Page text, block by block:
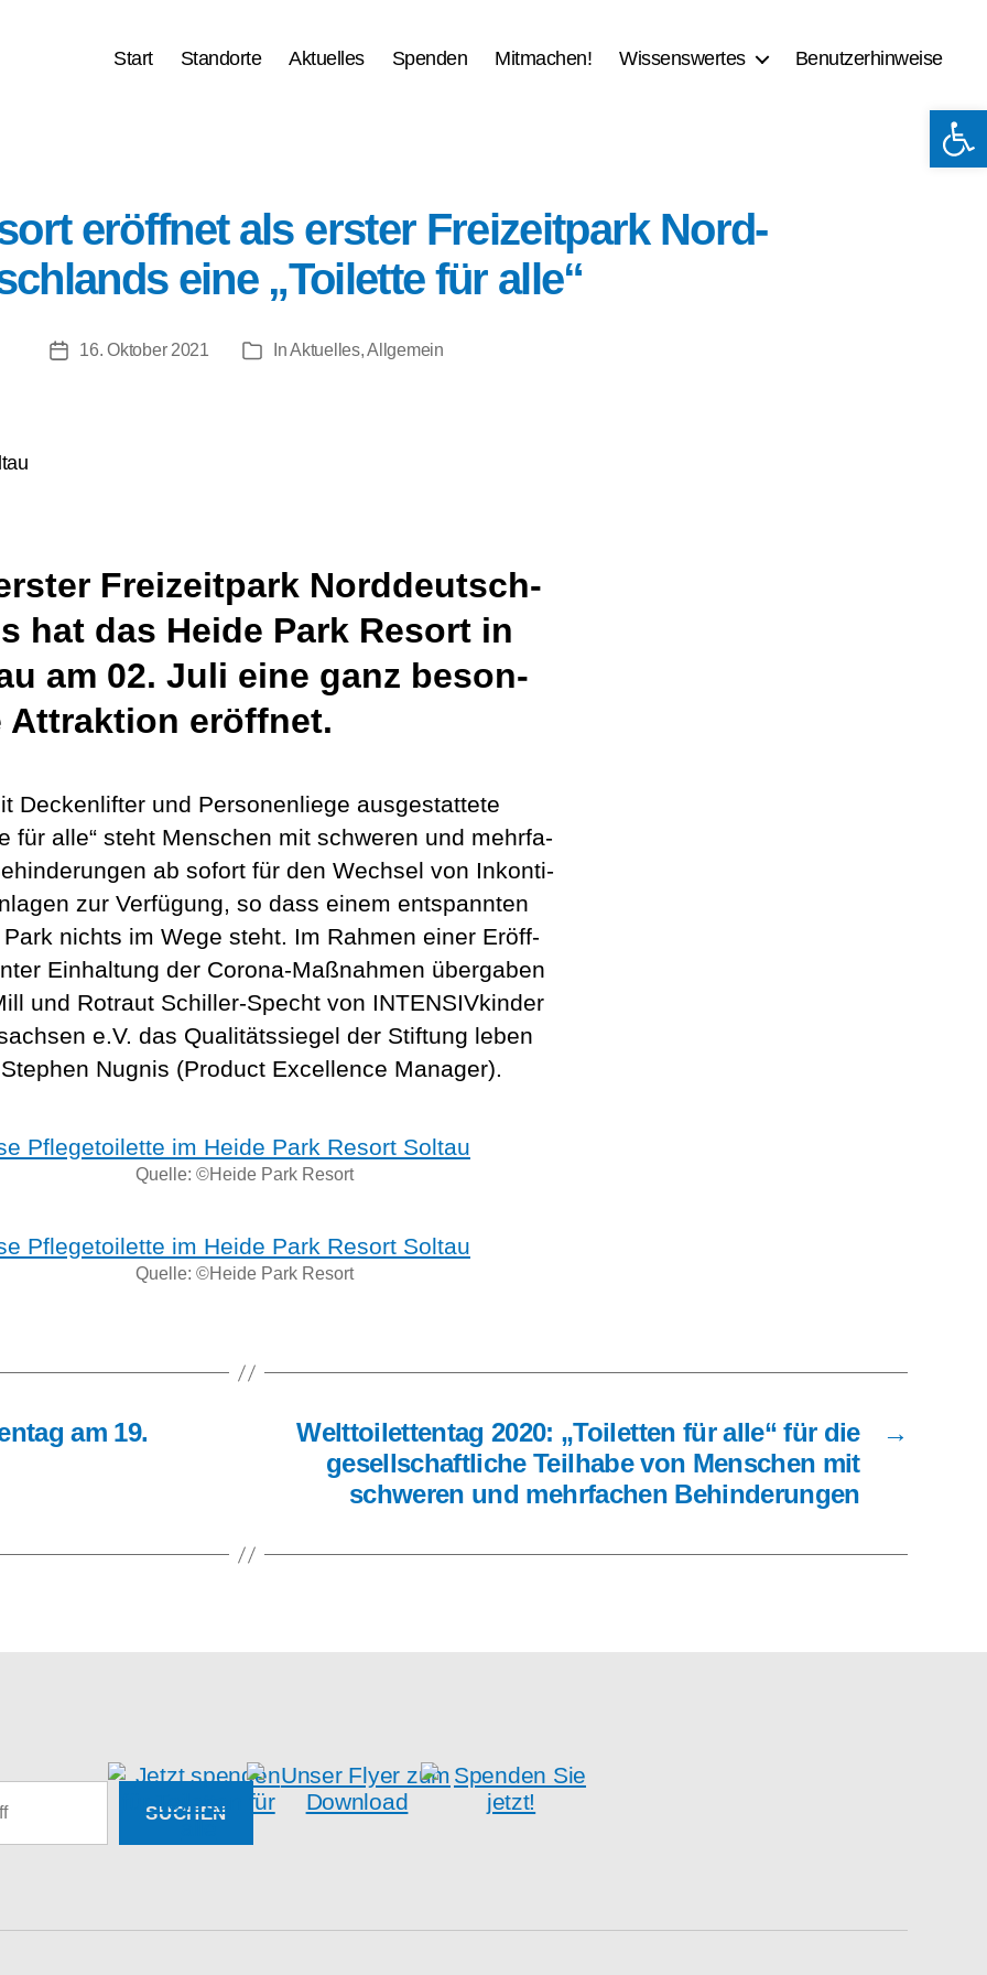
Start Stand­or­te Aktu­el­les Spenden Mit­ma­chen! Wis­sens­wer­tes Benut­zer­hin­wei­se
eröff­net als ers­ter Frei­zeit­park Nord­
eine „Toilette für alle“
Veröffentlichungsdatum
16. Oktober 2021 Kategorien
InAktuelles,Allgemein
Frei­zeit­park Nord­deutsch­
hat das Hei­de Park Resort in
am 02. Juli eine ganz beson­
Attrak­ti­on eröffnet.
Decken­lif­ter und Per­so­nen­lie­ge aus­ge­stat­te­te
für alle“ steht Men­schen mit schwe­ren und mehr­fa­
ab sofort für den Wech­sel von Inkon­ti­
zur Ver­fü­gung, so dass einem ent­spann­ten
Park nichts im Wege steht. Im Rah­men einer Eröff­
Ein­hal­tung der Coro­na-Maß­nah­men über­ga­ben
und Rot­raut Schil­ler-Specht von INTEN­SIV­kin­der
e.V. das Qua­li­täts­sie­gel der Stif­tung leben
Nug­nis (Pro­duct Excel­lence Manager).
Quel­le: ©Hei­de Park Resort
Quel­le: ©Hei­de Park Resort
am 19.
→
Welt­toi­let­ten­tag 2020: „Toi­let­ten für alle“ für die
gesell­schaft­li­che Teil­ha­be von Men­schen mit
schwe­ren und mehr­fa­chen Behinderungen
SUCHEN
Werkzeugleiste öffnen